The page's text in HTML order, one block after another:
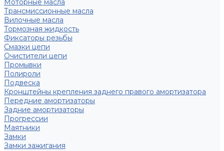
Моторные масла
Трансмиссионные масла
Вилочные масла
Тормозная жидкость
Фиксаторы резьбы
Смазки цепи
Очистители цепи
Промывки
Полироли
Подвеска
Кронштейны крепления заднего правого амортизатора
Передние амортизаторы
Задние амортизаторы
Прогрессии
Маятники
Замки
Замки зажигания